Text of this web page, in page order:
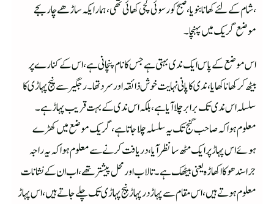
،شام کے لئے کھانا بنویا ،صبح کو رسوئی کچی کھائی تھی،ہمارا یکہ ساڑھے چار بجے
موضع گریک میں پہنچا۔
اس موضع کے پاس ایک ندی بہتی ہے جس کا نام پنچانی ہے ،اس کے کنارے پر
بیٹھ کر کھانا کھایا،ندی کا پانی نہایت خوش ذائقہ اور سرد تھا۔رجگیر سے پنج پہاڑی کا
سلسلہ اس ندی تک برابر چلا آیا ہے،بلکہ اس ندی کے بہت قریب پہاڑ ہے۔
معلوم ہوا کہ صاحب گنج تک یہ سلسلہ چلا جاتا ہے ،گریک موضع میں کھڑے
ہوئے اس پہاڑ پر ایک مٹھ سانظر آیا،دریافت کرنے سے معلوم ہوا کہ یہ راجہ
جراسندھو کا اکھاڑہ یعنی بیٹھک ہے۔تالاب اور محل پیشتر تھے، اب ان کے نشانات
معلوم ہوتے ہیں،اس مقام سے پہاڑ در پہاڑ پنج پہاڑی تک چلے جاتے ہیں،اس پہاڑ